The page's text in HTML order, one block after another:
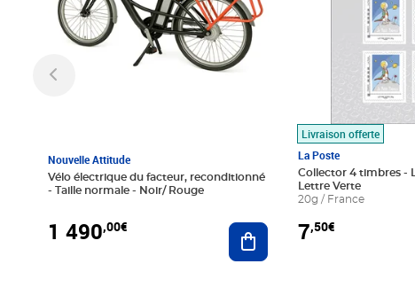
Nouvelle Attitude
Vélo électrique du facteur, reconditionné
- Taille normale - Noir/ Rouge
1 490,00€ Ajouter au panier
Livraison offerte
La Poste
Collector 4 timbres -
Lettre Verte
20g / France
7,50€